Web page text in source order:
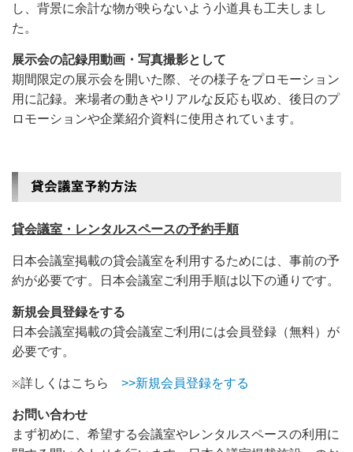
し、背景に余計な物が映らないよう小道具も工夫しまし
た。
展示会の記録用動画・写真撮影として
期間限定の展示会を開いた際、その様子をプロモーション
用に記録。来場者の動きやリアルな反応も収め、後日のプ
ロモーションや企業紹介資料に使用されています。
貸会議室・レンタルスペースの予約手順
日本会議室掲載の貸会議室を利用するためには、事前の予
約が必要です。日本会議室ご利用手順は以下の通りです。
新規会員登録をする
日本会議室掲載の貸会議室ご利用には会員登録（無料）が
必要です。
※詳しくはこちら >>新規会員登録をする
お問い合わせ
まず初めに、希望する会議室やレンタルスペースの利用に